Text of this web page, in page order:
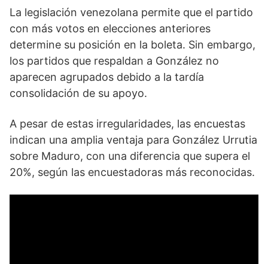
La legislación venezolana permite que el partido
con más votos en elecciones anteriores
determine su posición en la boleta. Sin embargo,
los partidos que respaldan a González no
aparecen agrupados debido a la tardía
consolidación de su apoyo.
A pesar de estas irregularidades, las encuestas
indican una amplia ventaja para González Urrutia
sobre Maduro, con una diferencia que supera el
20%, según las encuestadoras más reconocidas.